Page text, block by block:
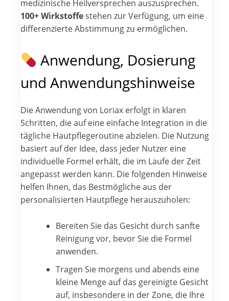
medizinische Heilversprechen auszusprechen.
100+ Wirkstoffestehen zur Verfügung, um eine
differenzierte Abstimmung zu ermöglichen.
Anwendung, Dosierung
und Anwendungshinweise
Die Anwendung von Loriax erfolgt in klaren
Schritten, die auf eine einfache Integration in die
tägliche Hautpflegeroutine abzielen. Die Nutzung
basiert auf der Idee, dass jeder Nutzer eine
individuelle Formel erhält, die im Laufe der Zeit
angepasst werden kann. Die folgenden Hinweise
helfen Ihnen, das Bestmögliche aus der
personalisierten Hautpflege herauszuholen:
Bereiten Sie das Gesicht durch sanfte
Reinigung vor, bevor Sie die Formel
anwenden.
Tragen Sie morgens und abends eine
kleine Menge auf das gereinigte Gesicht
auf, insbesondere in der Zone, die Ihre